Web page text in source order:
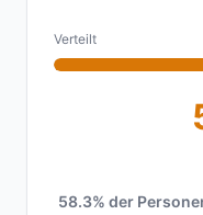
Verteilt
58.3% der